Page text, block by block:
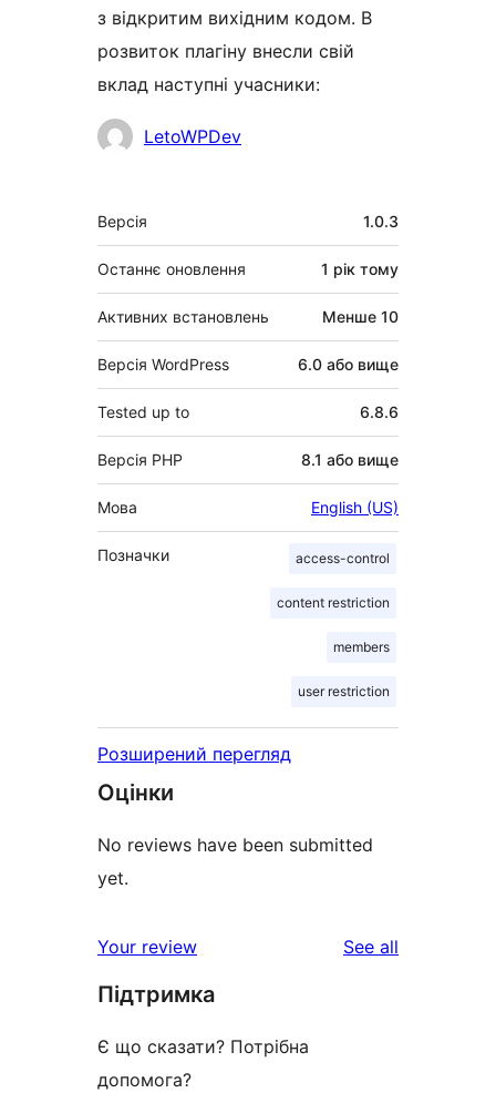
з відкритим вихідним кодом. В
розвиток плагіну внесли свій
вклад наступні учасники:
УчасникиLetoWPDev
Мета
Версія 1.0.3
Останнє оновлення 1 рік тому
Активних встановлень Менше 10
Версія WordPress 6.0 або вище
Tested up to 6.8.6
Версія PHP 8.1 або вище
Мова English (US)
Позначки access-control
content restriction
members
user restriction
Розширений перегляд
Оцінки
No reviews have been submitted
yet.
Your review See all
Підтримка
Є що сказати? Потрібна
допомога?